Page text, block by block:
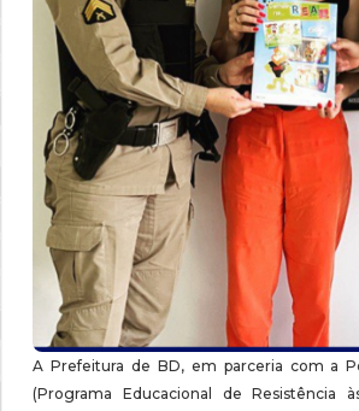
A Prefeitura de BD, em parceria com a
(Programa Educacional de Resistência